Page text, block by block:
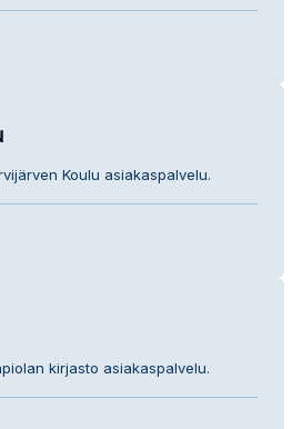
Koulu asiakaspalvelu.
kirjasto asiakaspalvelu.